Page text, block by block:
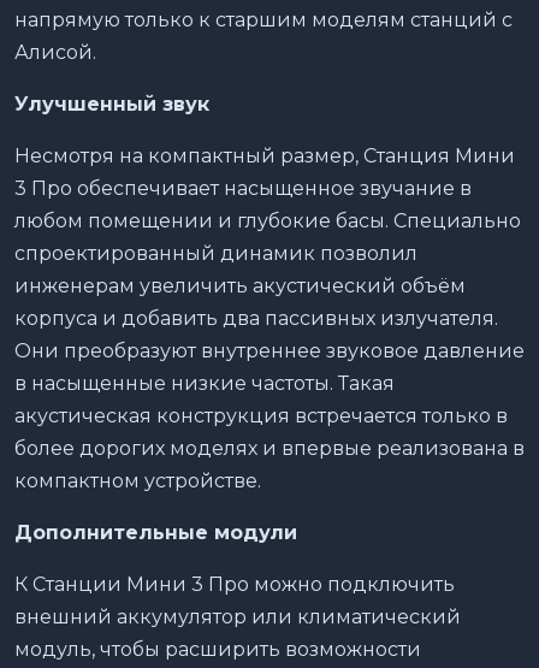
напрямую только к старшим моделям станций с
Алисой.
Улучшенный звук
Несмотря на компактный размер, Станция Мини
3 Про обеспечивает насыщенное звучание в
любом помещении и глубокие басы. Специально
спроектированный динамик позволил
инженерам увеличить акустический объём
корпуса и добавить два пассивных излучателя.
Они преобразуют внутреннее звуковое давление
в насыщенные низкие частоты. Такая
акустическая конструкция встречается только в
более дорогих моделях и впервые реализована в
компактном устройстве.
Дополнительные модули
К Станции Мини 3 Про можно подключить
внешний аккумулятор или климатический
модуль, чтобы расширить возможности